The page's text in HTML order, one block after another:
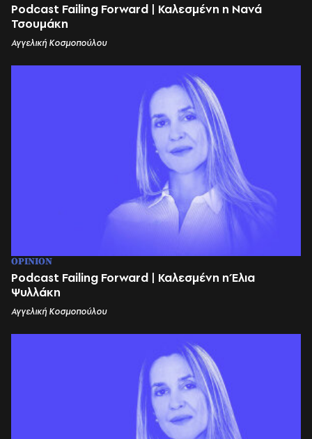
Podcast Failing Forward | Καλεσμένη η Νανά
Τσουμάκη
Αγγελική Κοσμοπούλου
OPINION
Podcast Failing Forward | Καλεσμένη η Έλια
Ψυλλάκη
Αγγελική Κοσμοπούλου